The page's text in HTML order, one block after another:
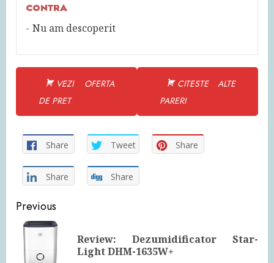
CONTRA
Nu am descoperit
VEZI OFERTA
DE PRET
CITESTE ALTE
PARERI
Share Tweet Share
Share Share
Continue
Reading
Previous
Review: Dezumidificator Star-
Light DHM-1635W+